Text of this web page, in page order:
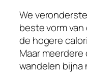
We
beste vorm
de hogere
Maar
wandelen bijna